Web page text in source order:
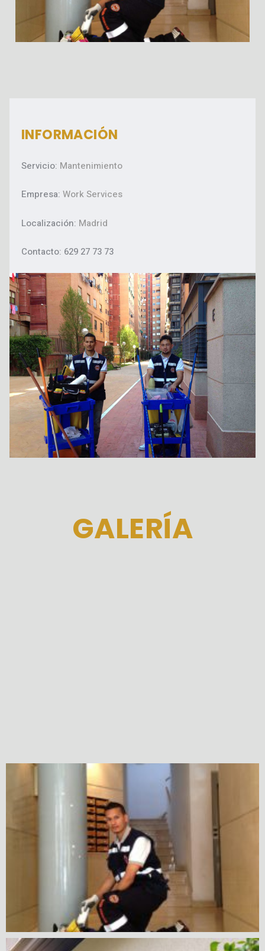
INFORMACIÓN
Servicio: Mantenimiento
Empresa: Work Services
Localización: Madrid
Contacto: 629 27 73 73
GALERÍA